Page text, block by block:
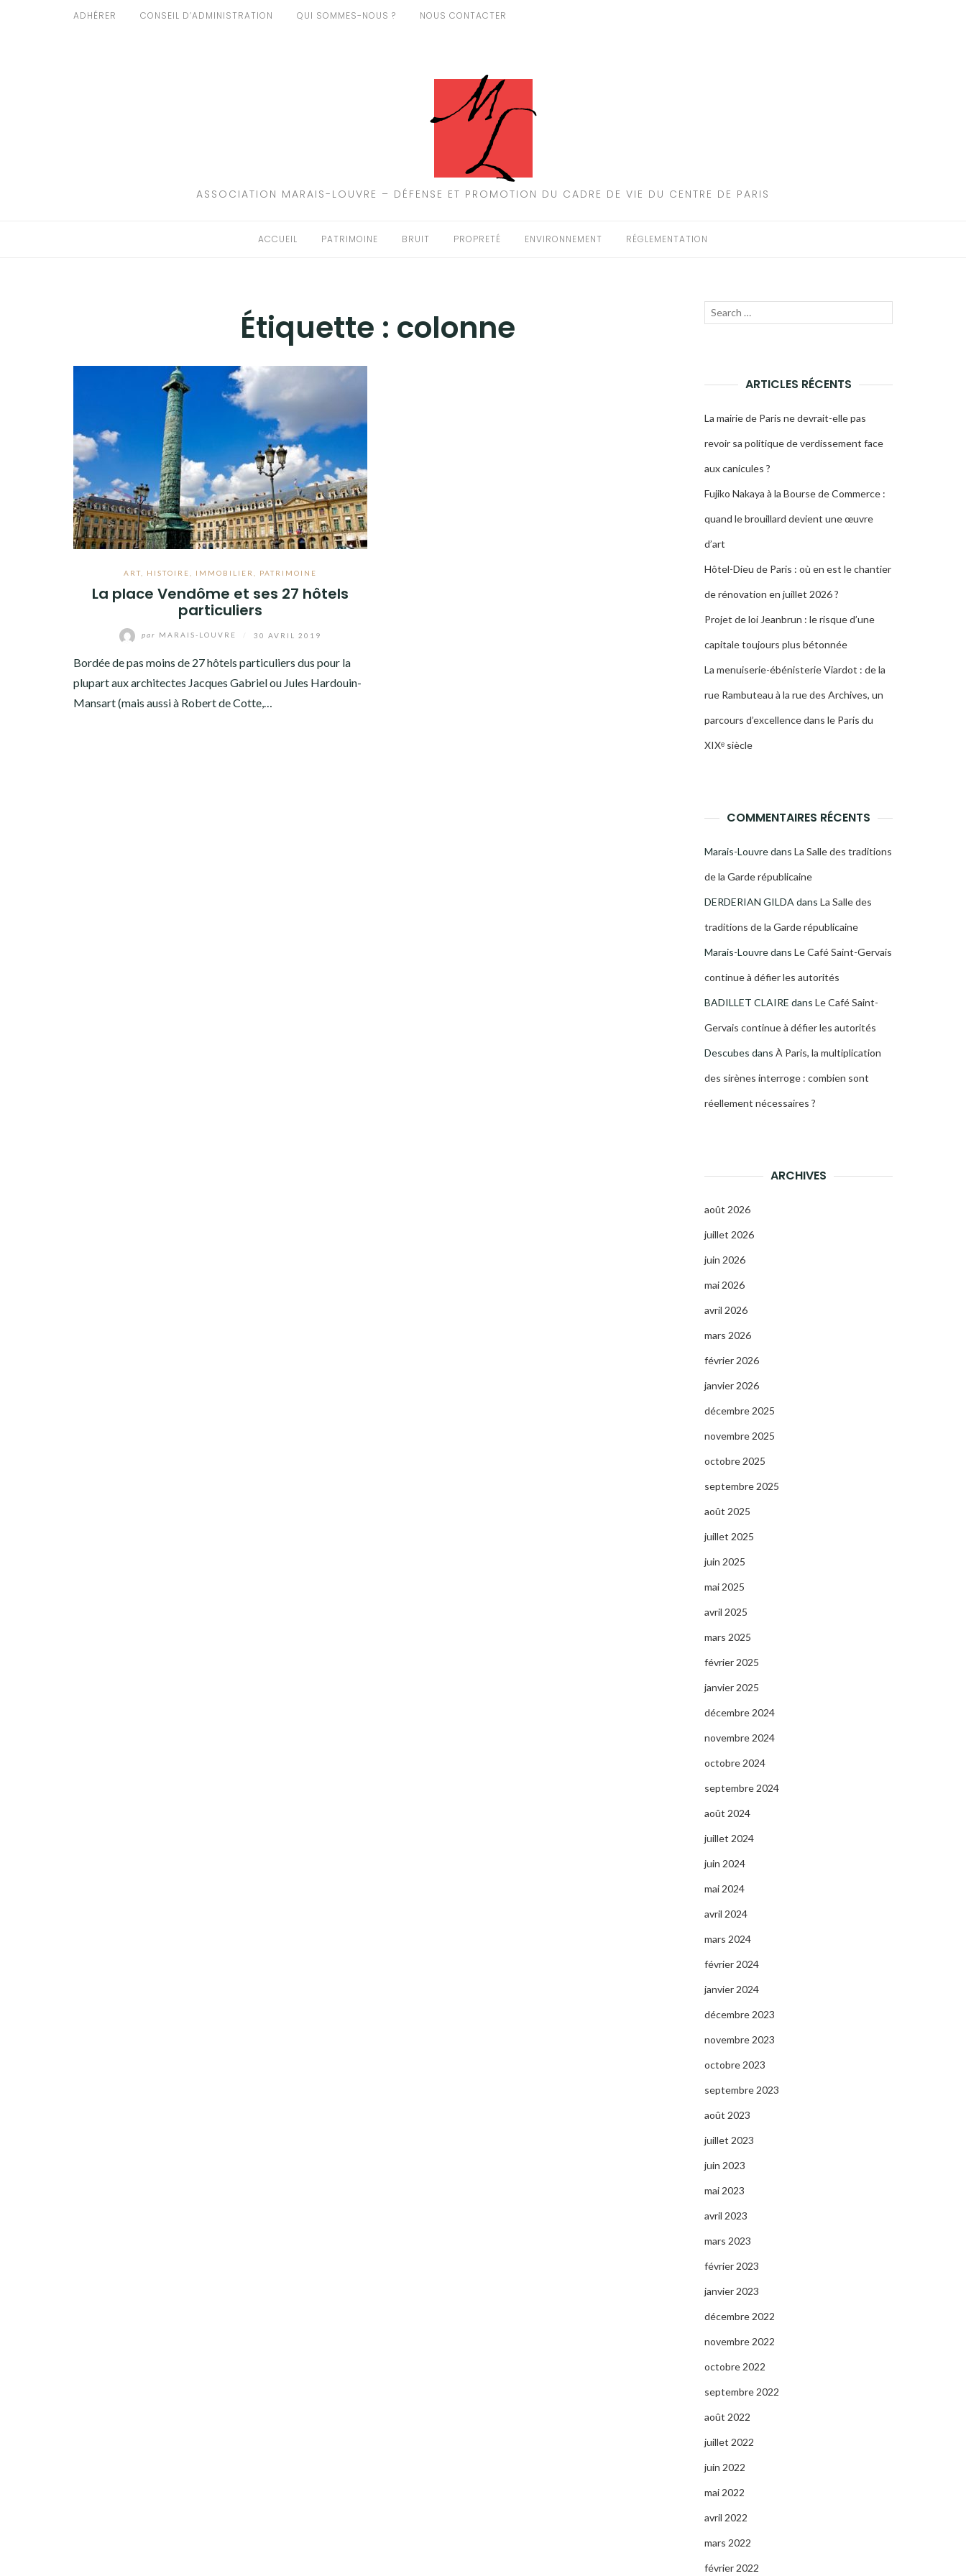
ADHÉRER CONSEIL D’ADMINISTRATION QUI SOMMES-NOUS ? NOUS CONTACTER
ASSOCIATION MARAIS-LOUVRE – DÉFENSE ET PROMOTION DU CADRE DE VIE DU CENTRE DE PARIS
ACCUEIL PATRIMOINE BRUIT PROPRETÉ ENVIRONNEMENT RÉGLEMENTATION
Étiquette : colonne
ART, HISTOIRE IMMOBILIER PATRIMOINE
La place Vendôme et ses 27 hôtels
particuliers
par MARAIS-LOUVRE 30 AVRIL 2019
Bordée de pas moins de 27 hôtels particuliers dus pour la
plupart aux architectes Jacques Gabriel ou Jules Hardouin-
Mansart (mais aussi à Robert de Cotte,…
Recherche
ARTICLES RÉCENTS
La mairie de Paris ne devrait-elle pas
revoir sa politique de verdissement face
aux canicules ?
Fujiko Nakaya à la Bourse de Commerce :
quand le brouillard devient une œuvre
d’art
Hôtel-Dieu de Paris : où en est le chantier
de rénovation en juillet 2026 ?
Projet de loi Jeanbrun : le risque d’une
capitale toujours plus bétonnée
La menuiserie-ébénisterie Viardot : de la
rue Rambuteau à la rue des Archives, un
parcours d’excellence dans le Paris du
XIXᵉ siècle
COMMENTAIRES RÉCENTS
Marais-Louvredans La Salle des traditions
de la Garde républicaine
DERDERIAN GILDA dans La Salle des
traditions de la Garde républicaine
Marais-Louvredans Le Café Saint-Gervais
continue à défier les autorités
BADILLET CLAIRE dans Le Café Saint-
Gervais continue à défier les autorités
Descubes dans À Paris, la multiplication
des sirènes interroge : combien sont
réellement nécessaires ?
ARCHIVES
août 2026
juillet 2026
juin 2026
mai 2026
avril 2026
mars 2026
février 2026
janvier 2026
décembre 2025
novembre 2025
octobre 2025
septembre 2025
août 2025
juillet 2025
juin 2025
mai 2025
avril 2025
mars 2025
février 2025
janvier 2025
décembre 2024
novembre 2024
octobre 2024
septembre 2024
août 2024
juillet 2024
juin 2024
mai 2024
avril 2024
mars 2024
février 2024
janvier 2024
décembre 2023
novembre 2023
octobre 2023
septembre 2023
août 2023
juillet 2023
juin 2023
mai 2023
avril 2023
mars 2023
février 2023
janvier 2023
décembre 2022
novembre 2022
octobre 2022
septembre 2022
août 2022
juillet 2022
juin 2022
mai 2022
avril 2022
mars 2022
février 2022